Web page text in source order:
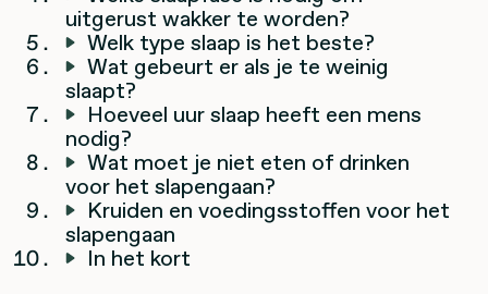
uitgerust wakker te worden?
Welk type slaap is het beste?
Wat gebeurt er als je te weinig
slaapt?
Hoeveel uur slaap heeft een mens
nodig?
Wat moet je niet eten of drinken
voor het slapengaan?
Kruiden en voedingsstoffen voor het
slapengaan
In het kort